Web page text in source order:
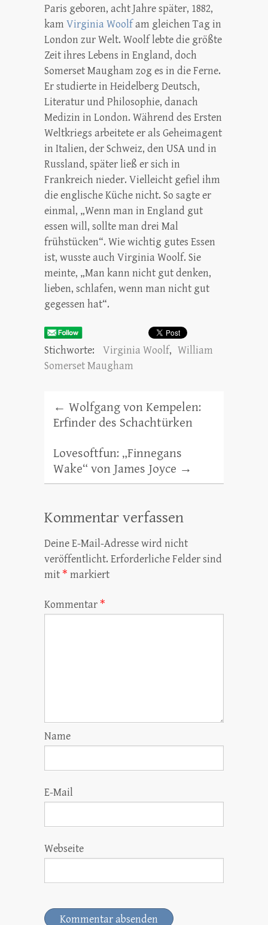
Paris geboren, acht Jahre später, 1882,
kam Virginia Woolfam gleichen Tag in
London zur Welt. Woolf lebte die größte
Zeit ihres Lebens in England, doch
Somerset Maugham zog es in die Ferne.
Er studierte in Heidelberg Deutsch,
Literatur und Philosophie, danach
Medizin in London. Während des Ersten
Weltkriegs arbeitete er als Geheimagent
in Italien, der Schweiz, den USA und in
Russland, später ließ er sich in
Frankreich nieder. Vielleicht gefiel ihm
die englische Küche nicht. So sagte er
einmal, „Wenn man in England gut
essen will, sollte man drei Mal
frühstücken“. Wie wichtig gutes Essen
ist, wusste auch Virginia Woolf. Sie
meinte, „Man kann nicht gut denken,
lieben, schlafen, wenn man nicht gut
gegessen hat“.
Stichworte: Virginia Woolf, William
Somerset Maugham
← Wolfgang von Kempelen:
Erfinder des Schachtürken
Lovesoftfun: „Finnegans
Wake“ von James Joyce →
Kommentar verfassen
Deine E-Mail-Adresse wird nicht
veröffentlicht. Erforderliche Felder sind
mit * markiert
Kommentar *
Name
E-Mail
Webseite